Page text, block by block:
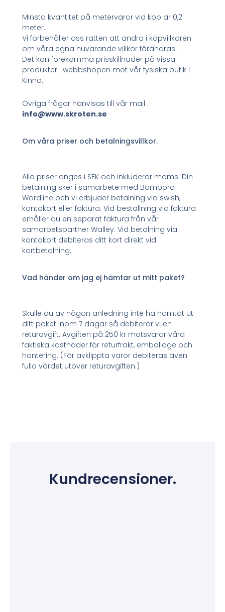
Minsta kvantitet på metervaror vid köp är 0,2
meter.
Vi förbehåller oss rätten att ändra i köpvillkoren
om våra egna nuvarande villkor förändras.
Det kan förekomma prisskillnader på vissa
produkter i webbshopen mot vår fysiska butik i
Kinna.
Övriga frågor hänvisas till vår mail :
info@www.skroten.se
Om våra priser och betalningsvillkor.
Alla priser anges i SEK och inkluderar moms. Din
betalning sker i samarbete med Bambora
Wordline och vi erbjuder betalning via swish,
kontokort eller faktura. Vid beställning via faktura
erhåller du en separat faktura från vår
samarbetspartner Walley. Vid betalning via
kontokort debiteras ditt kort direkt vid
kortbetalning.
Vad händer om jag ej hämtar ut mitt paket?
Skulle du av någon anledning inte ha hämtat ut
ditt paket inom 7 dagar så debiterar vi en
returavgift. Avgiften på 250 kr motsvarar våra
faktiska kostnader för returfrakt, emballage och
hantering. (För avklippta varor debiteras även
fulla värdet utöver returavgiften.)
Kundrecensioner.